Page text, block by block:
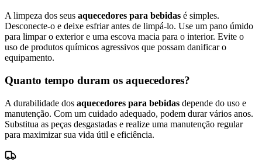
A limpeza dos seus aquecedores para bebidas é simples.
Desconecte-o e deixe esfriar antes de limpá-lo. Use um pano úmido
para limpar o exterior e uma escova macia para o interior. Evite o
uso de produtos químicos agressivos que possam danificar o
equipamento.
Quanto tempo duram os aquecedores?
A durabilidade dos aquecedores para bebidas depende do uso e
manutenção. Com um cuidado adequado, podem durar vários anos.
Substitua as peças desgastadas e realize uma manutenção regular
para maximizar sua vida útil e eficiência.